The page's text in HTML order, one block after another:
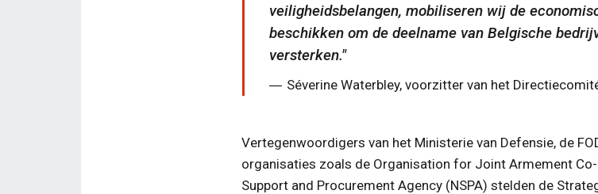
veiligheidsbelangen, mobiliseren wij de
beschikken om de deelname van Belgische
versterken.
Séverine Waterbley, voorzitter van het
Vertegenwoordigers van het Ministerie van Defensie, de
organisaties zoals de Organisation for Joint Armement Co-
Support and Procurement Agency (NSPA) stelden de